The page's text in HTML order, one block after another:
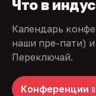
Что в
Календарь
наши пре-пати)
Переключай.
Конференции